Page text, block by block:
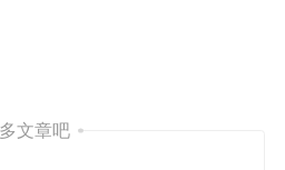
文章吧